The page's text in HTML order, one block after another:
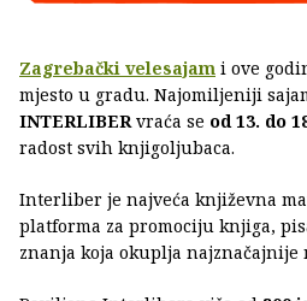
Zagrebački velesajam i ove
mjesto u gradu. Najomiljeniji
INTERLIBER vraća se od 13. do
radost svih knjigoljubaca.
Interliber je najveća književna
platforma za promociju knjiga,
znanja koja okuplja